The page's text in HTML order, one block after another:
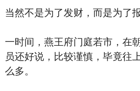
当然不是为了发财，而是为了
一时间，燕王府门庭若市，在
员还好说，比较谨慎，毕竟
么多。